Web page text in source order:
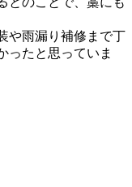
や雨漏り補修まで丁
ったと思っていま